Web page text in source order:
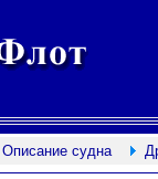
Описание судна